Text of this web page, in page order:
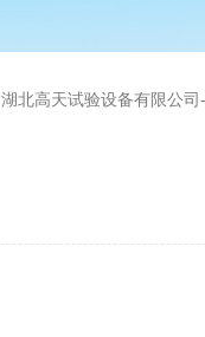
湖北高天试验设备有限公司